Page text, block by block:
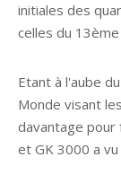
initiales des
celles du
Etant à l'aube
Monde visant
davantage pour
et GK 3000 a